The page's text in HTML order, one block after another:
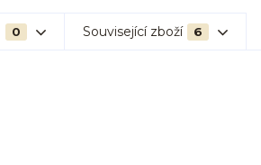
0 Související zboží 6